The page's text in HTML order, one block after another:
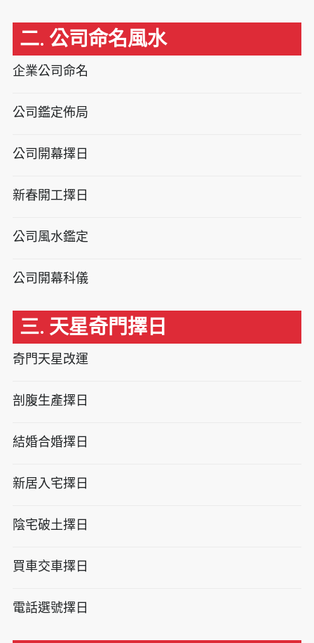
二. 公司命名風水
企業公司命名
公司鑑定佈局
公司開幕擇日
新春開工擇日
公司風水鑑定
公司開幕科儀
三. 天星奇門擇日
奇門天星改運
剖腹生產擇日
結婚合婚擇日
新居入宅擇日
陰宅破土擇日
買車交車擇日
電話選號擇日